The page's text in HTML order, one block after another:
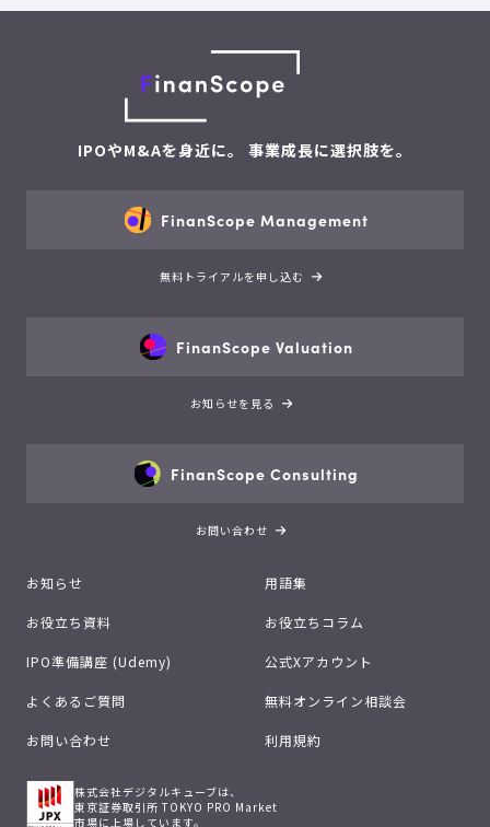
IPOやM&Aを身近に。 事業成長に選択肢を。
FinanScope Management
無料トライアルを申し込む
FinanScope Valuation
お知らせを見る
FinanScope Consulting
お問い合わせ
お知らせ 用語集
お役立ち資料 お役立ちコラム
IPO準備講座 (Udemy) 公式Xアカウント
よくあるご質問 無料オンライン相談会
お問い合わせ 利用規約
株式会社デジタルキューブは、
東京証券取引所 TOKYO PRO Market
市場に上場しています。